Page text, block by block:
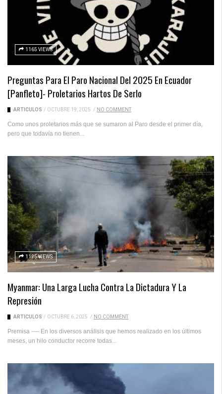
1165 VIEWS
Preguntas Para El Paro Nacional Del 2025 En Ecuador
[Panfleto]- Proletarios Hartos De Serlo
ARTICULOS / OCTUBRE 19, 2025 / NO COMMENT
Como unos proletarios más que se sumaron al Paro desde el primer día,
pero que todavía no tienen...
1125 VIEWS
Myanmar: Una Larga Lucha Contra La Dictadura Y La
Represión
ARTICULOS / OCTUBRE 6, 2025 / NO COMMENT
Premisa ---- En los diversos análisis que hemos realizado en los últimos
meses, un hilo conductor recorre todas...